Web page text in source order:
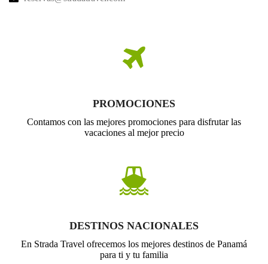
PROMOCIONES
Contamos con las mejores promociones para disfrutar las
vacaciones al mejor precio
DESTINOS NACIONALES
En Strada Travel ofrecemos los mejores destinos de Panamá
para ti y tu familia